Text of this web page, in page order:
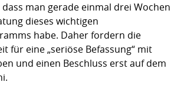
man gerade einmal drei Wochen
dieses wichtigen
habe. Daher fordern die
für eine „seriöse Befassung“ mit
und einen Beschluss erst auf dem